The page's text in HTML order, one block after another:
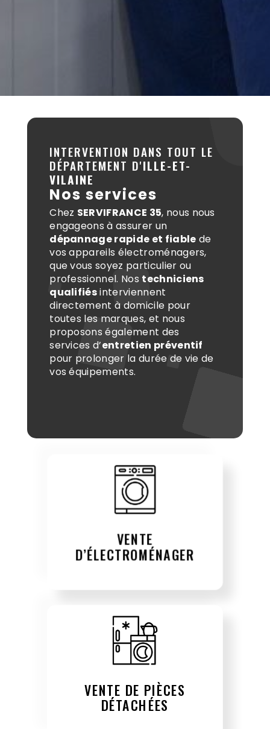
INTERVENTION DANS TOUT LE
DÉPARTEMENT D'ILLE-ET-
VILAINE
Nos services
Chez SERVIFRANCE 35, nous nous
engageons à assurer un
dépannage rapide et fiable de
vos appareils électroménagers,
que vous soyez particulier ou
professionnel. Nos techniciens
qualifiésinterviennent
directement à domicile pour
toutes les marques, et nous
proposons également des
services d’entretien préventif
pour prolonger la durée de vie de
vos équipements.
VENTE
D’ÉLECTROMÉNAGER
VENTE DE PIÈCES
DÉTACHÉES